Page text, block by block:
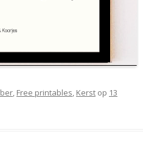
, Free printables, Kerst op 13